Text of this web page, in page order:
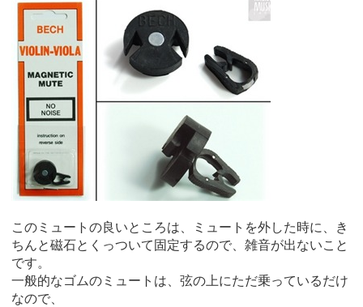
このミュートの良いところは、ミュートを外した時に、き
ちんと磁石とくっついて固定するので、雑音が出ないこと
です。
一般的なゴムのミュートは、弦の上にただ乗っているだけ
なので、